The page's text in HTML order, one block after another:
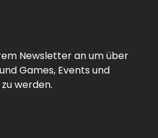
Newsletter an um über
Games, Events und
werden.